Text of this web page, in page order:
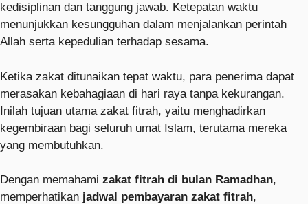
kedisiplinan dan tanggung jawab. Ketepatan waktu
menunjukkan kesungguhan dalam menjalankan perintah
Allah serta kepedulian terhadap sesama.
Ketika zakat ditunaikan tepat waktu, para penerima dapat
merasakan kebahagiaan di hari raya tanpa kekurangan.
Inilah tujuan utama zakat fitrah, yaitu menghadirkan
kegembiraan bagi seluruh umat Islam, terutama mereka
yang membutuhkan.
Dengan memahami zakat fitrah di bulan Ramadhan,
memperhatikan jadwal pembayaran zakat fitrah,